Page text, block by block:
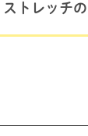
トレッチ